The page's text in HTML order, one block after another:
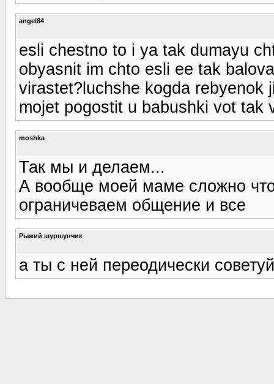
angel84
esli chestno to i ya tak dumayu
obyasnit im chto esli ee tak
virastet?luchshe kogda rebyenok
mojet pogostit u babushki vot tak
moshka
Так мы и делаем...
А вообще моей маме сложно
ограничеваем общение и все
Рыжий шуршунчик
а ты с ней переодически